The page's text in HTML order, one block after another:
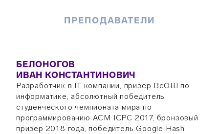
ПРЕПОДАВАТЕЛИ
БЕЛОНОГОВ
ИВАН КОНСТАНТИНОВИЧ
Разработчик в IT-компании, призер ВсОШ по
информатике, абсолютный победитель
студенческого чемпионата мира по
программированию ACM ICPC 2017, бронзовый
призер 2018 года, победитель Google Hash